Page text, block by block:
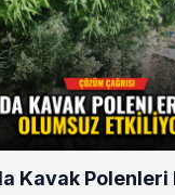
Kavak Polenleri